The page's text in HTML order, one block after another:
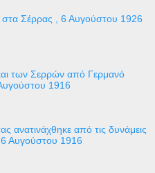
στα Σέρρας , 6 Αυγούστου 1926
των Σερρών από Γερμανό
1916
ανατινάχθηκε από τις δυνάμεις
Αυγούστου 1916